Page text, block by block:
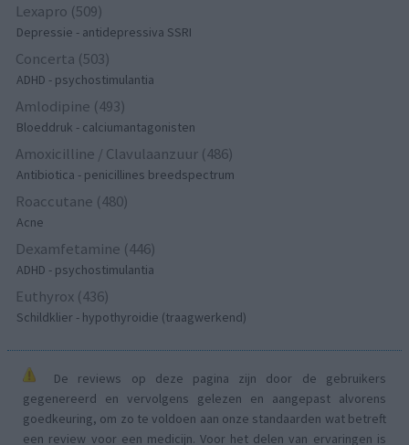
Lexapro (509)
Depressie - antidepressiva SSRI
Concerta (503)
ADHD - psychostimulantia
Amlodipine (493)
Bloeddruk - calciumantagonisten
Amoxicilline / Clavulaanzuur (486)
Antibiotica - penicillines breedspectrum
Roaccutane (480)
Acne
Dexamfetamine (446)
ADHD - psychostimulantia
Euthyrox (436)
Schildklier - hypothyroidie (traagwerkend)
De reviews op deze pagina zijn door de gebruikers
gegenereerd en vervolgens gelezen en aangepast alvorens
goedkeuring, om zo te voldoen aan onze standaarden wat betreft
een review voor een medicijn. Voor het delen van ervaringen is